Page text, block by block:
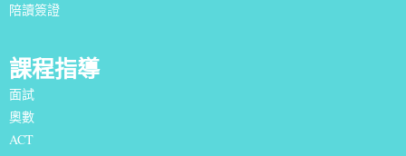
陪讀簽證
課程指導
面試
奧數
ACT